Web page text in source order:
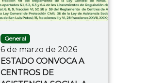
General
6 de marzo de 2026
ESTADO CONVOCA A
CENTROS DE